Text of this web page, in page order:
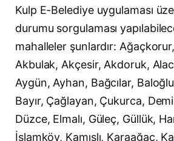
Kulp E-Belediye uygulaması
durumu sorgulaması
mahalleler şunlardır: Ağaçkorur,
Akbulak, Akçesir, Akdoruk,
Aygün, Ayhan, Bağcılar,
Bayır, Çağlayan, Çukurca,
Düzce, Elmalı, Güleç, Güllük,
İslamköy, Kamışlı, Karaağaç,